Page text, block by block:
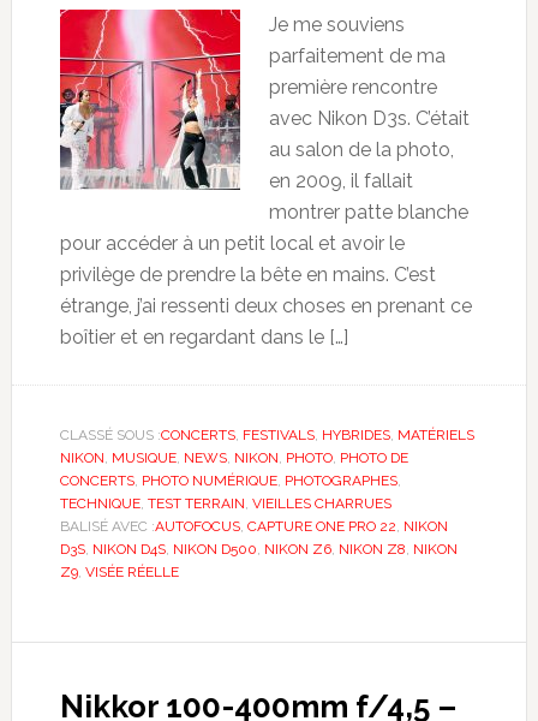
Je me souviens
parfaitement de ma
première rencontre
avec Nikon D3s. C’était
au salon de la photo,
en 2009, il fallait
montrer patte blanche
pour accéder à un petit local et avoir le
privilège de prendre la bête en mains. C’est
étrange, j’ai ressenti deux choses en prenant ce
boîtier et en regardant dans le […]
CLASSÉ SOUS :CONCERTS, FESTIVALS, HYBRIDES, MATÉRIELS
NIKON MUSIQUE, NEWS, NIKON PHOTO, PHOTO DE
CONCERTS, PHOTO NUMÉRIQUE, PHOTOGRAPHES,
TECHNIQUE, TEST TERRAIN VIEILLES CHARRUES
BALISÉ AVEC :AUTOFOCUS, CAPTURE ONE PRO 22 NIKON
D3S, NIKON D4S, NIKON D500 NIKON Z6, NIKON Z8 NIKON
Z9, VISÉE RÉELLE
Nikkor 100-400mm f/4,5 –